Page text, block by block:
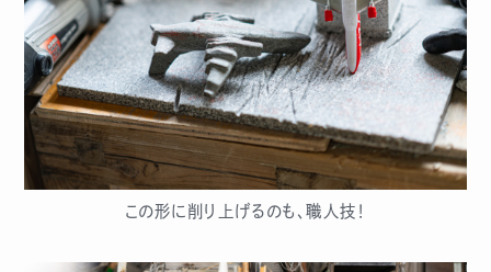
この形に削り上げるのも、職人技！